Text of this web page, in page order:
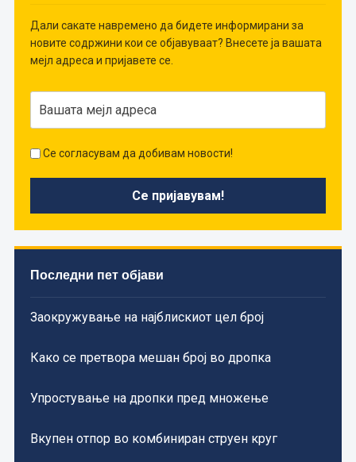
Дали сакате навремено да бидете информирани за
новите содржини кои се објавуваат? Внесете ја вашата
мејл адреса и пријавете се.
Се согласувам да добивам новости!
Последни пет објави
Заокружување на најблискиот цел број
Како се претвора мешан број во дропка
Упростување на дропки пред множење
Вкупен отпор во комбиниран струен круг